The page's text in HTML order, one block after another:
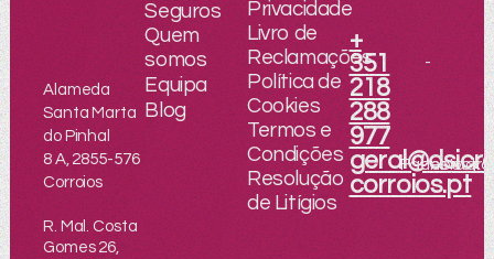
Alameda
Santa Marta
do Pinhal
8 A, 2855-576
Corroios
R. Mal. Costa
Gomes 26,
Seguros
Quem
somos
Equipa
Blog
Privacidade
Livro de
Reclamações
Política de
Cookies
Termos e
Condições
Resolução
de Litígios
+
351
218
288
977
corroios.pt
Facebook
-